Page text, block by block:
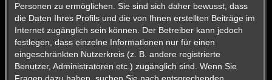
Personen zu ermöglichen. Sie sind sich daher bewusst, dass
die Daten Ihres Profils und die von Ihnen erstellten Beiträge im
Internet zugänglich sein können. Der Betreiber kann jedoch
festlegen, dass einzelne Informationen nur für einen
eingeschränkten Nutzerkreis (z. B. andere registrierte
Benutzer, Administratoren etc.) zugänglich sind. Wenn Sie